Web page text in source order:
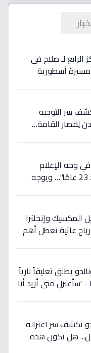
الرابع لـ صلاح في
مسيرة أسطورية
سر التوجيه
لِقصار القامة…
وجه الإعلام
"تحاولون قتلني منذ 23 عامًا"… ويوجه
المكسيك وإنجلترا
عاتية تعطل أهم
يطلق تعليقاً نارياً
'سأعتزل متى أريد أنا
تكشف سر اعتزاله
هل تكون هذه